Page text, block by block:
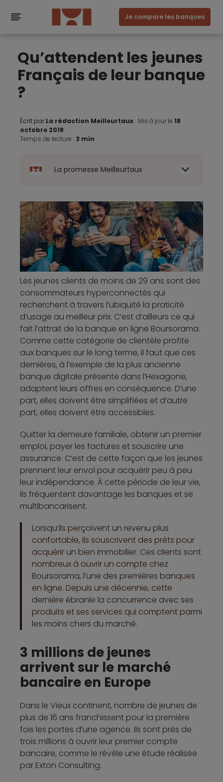
Je compare les banques
Qu’attendent les jeunes
Français de leur banque
?
Écrit par La rédaction Meilleurtaux . Mis à jour le 18
octobre 2018 .
Temps de lecture : 3 min
La promesse Meilleurtaux
Les jeunes clients de moins de 29 ans sont des
consommateurs hyperconnectés qui
recherchent à travers l’ubiquité la praticité
d’usage au meilleur prix. C’est d’ailleurs ce qui
fait l’attrait de la banque en ligne Boursorama.
Comme cette catégorie de clientèle profite
aux banques sur le long terme, il faut que ces
dernières, à l’exemple de la plus ancienne
banque digitale présente dans l’Hexagone,
adaptent leurs offres en conséquence. D’une
part, elles doivent être simplifiées et d’autre
part, elles doivent être accessibles.
Quitter la demeure familiale, obtenir un premier
emploi, payer les factures et souscrire une
assurance. C’est de cette façon que les jeunes
prennent leur envol pour acquérir peu à peu
leur indépendance. À cette période de leur vie,
ils fréquentent davantage les banques et se
multibancarisent.
Lorsqu’ils perçoivent un revenu plus
confortable, ils souscrivent des prêts pour
acquérir un bien immobilier. Ces clients sont
nombreux à ouvrir un compte chez
Boursorama, l’une des premières banques
en ligne. Depuis une décennie, cette
dernière ébranle la concurrence avec ses
produits et ses services qui comptent parmi
les moins chers du marché.
3 millions de jeunes
arrivent sur le marché
bancaire en Europe
Dans le Vieux continent, nombre de jeunes de
plus de 16 ans franchissent pour la première
fois les portes d’une agence. Ils sont près de
trois millions à ouvrir leur premier compte
bancaire, comme le révèle une étude réalisée
par Exton Consulting.